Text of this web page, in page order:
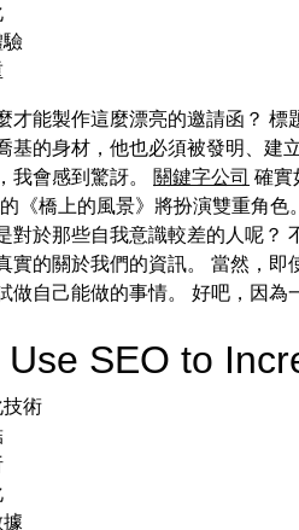
驗
才能製作這麼漂亮的邀請函？
基的身材，他也必須被發明、建
我會感到驚訝。 關鍵字公司 確實
的《橋上的風景》將扮演雙重角
對於那些自我意識較差的人呢？
實的關於我們的資訊。 當然，
做自己能做的事情。 好吧，因為
Use SEO to
術